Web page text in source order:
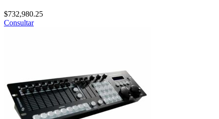
$732,980.25
Consultar